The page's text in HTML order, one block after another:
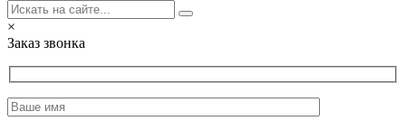
×
Заказ звонка